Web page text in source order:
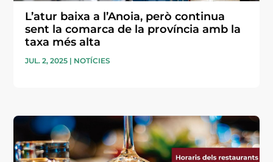
L’atur baixa a l’Anoia, però continua
sent la comarca de la província amb la
taxa més alta
JUL. 2, 2025 | NOTÍCIES